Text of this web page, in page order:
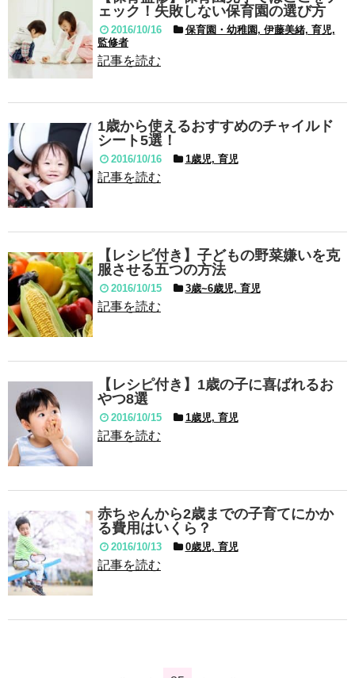
ェック！失敗しない保育園の選び方
2016/10/16
保育園・幼稚園, 伊藤美緒, 育児,
監修者
記事を読む
1歳から使えるおすすめのチャイルド
シート5選！
2016/10/16 1歳児, 育児
記事を読む
【レシピ付き】子どもの野菜嫌いを克
服させる五つの方法
2016/10/15 3歳~6歳児, 育児
記事を読む
【レシピ付き】1歳の子に喜ばれるお
やつ8選
2016/10/15 1歳児, 育児
記事を読む
赤ちゃんから2歳までの子育てにかか
る費用はいくら？
2016/10/13 0歳児, 育児
記事を読む